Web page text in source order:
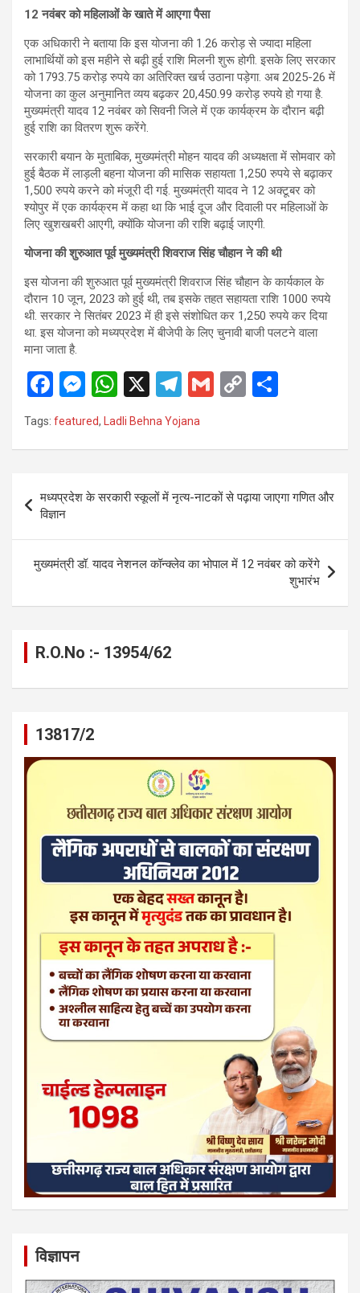
12 नवंबर को महिलाओं के खाते में आएगा पैसा
एक अधिकारी ने बताया कि इस योजना की 1.26 करोड़ से ज्यादा महिला
लाभार्थियों को इस महीने से बढ़ी हुई राशि मिलनी शुरू होगी. इसके लिए सरकार
को 1793.75 करोड़ रुपये का अतिरिक्त खर्च उठाना पड़ेगा. अब 2025-26 में
योजना का कुल अनुमानित व्यय बढ़कर 20,450.99 करोड़ रुपये हो गया है.
मुख्यमंत्री यादव 12 नवंबर को सिवनी जिले में एक कार्यक्रम के दौरान बढ़ी
हुई राशि का वितरण शुरू करेंगे.
सरकारी बयान के मुताबिक, मुख्यमंत्री मोहन यादव की अध्यक्षता में सोमवार को
हुई बैठक में लाड़ली बहना योजना की मासिक सहायता 1,250 रुपये से बढ़ाकर
1,500 रुपये करने को मंजूरी दी गई. मुख्यमंत्री यादव ने 12 अक्टूबर को
श्योपुर में एक कार्यक्रम में कहा था कि भाई दूज और दिवाली पर महिलाओं के
लिए खुशखबरी आएगी, क्योंकि योजना की राशि बढ़ाई जाएगी.
योजना की शुरुआत पूर्व मुख्यमंत्री शिवराज सिंह चौहान ने की थी
इस योजना की शुरुआत पूर्व मुख्यमंत्री शिवराज सिंह चौहान के कार्यकाल के
दौरान 10 जून, 2023 को हुई थी, तब इसके तहत सहायता राशि 1000 रुपये
थी. सरकार ने सितंबर 2023 में ही इसे संशोधित कर 1,250 रुपये कर दिया
था. इस योजना को मध्यप्रदेश में बीजेपी के लिए चुनावी बाजी पलटने वाला
माना जाता है.
F
a
ce
o
o
k
M
es
se
g
W
h
at
A
p
X
T
e
a
G
C
n
k
Tags: featured, Ladli Behna Yojana
navigation
मध्यप्रदेश के सरकारी स्कूलों में नृत्य-नाटकों से पढ़ाया जाएगा गणित और
विज्ञान
मुख्यमंत्री डॉ. यादव नेशनल कॉन्क्लेव का भोपाल में 12 नवंबर को करेंगे
शुभारंभ
R.O.No :- 13954/62
13817/2
विज्ञापन